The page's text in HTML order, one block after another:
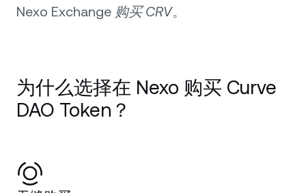
Nexo Exchange 购买 CRV。
为什么选择在 Nexo 购买 Curve
DAO Token？